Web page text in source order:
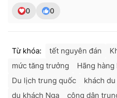
0 0
Từ khóa: tết nguyên đán
mức tăng trưởng
Hãng hàng
Du lịch trung quốc
khách
du khách Nga
công dân